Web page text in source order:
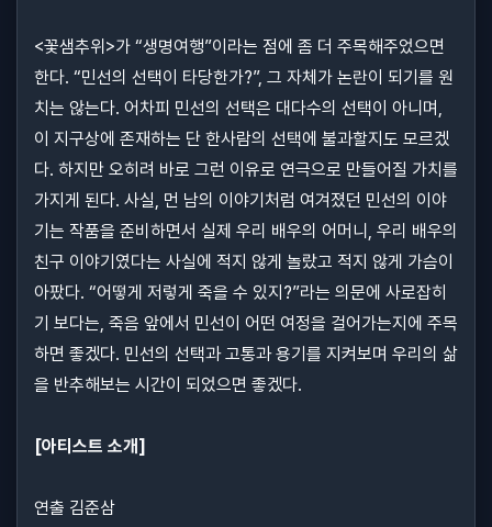
<꽃샘추위>가 “생명여행”이라는 점에 좀 더 주목해주었으면
한다. “민선의 선택이 타당한가?”, 그 자체가 논란이 되기를 원
치는 않는다. 어차피 민선의 선택은 대다수의 선택이 아니며,
이 지구상에 존재하는 단 한사람의 선택에 불과할지도 모르겠
다. 하지만 오히려 바로 그런 이유로 연극으로 만들어질 가치를
가지게 된다. 사실, 먼 남의 이야기처럼 여겨졌던 민선의 이야
기는 작품을 준비하면서 실제 우리 배우의 어머니, 우리 배우의
친구 이야기였다는 사실에 적지 않게 놀랐고 적지 않게 가슴이
아팠다. “어떻게 저렇게 죽을 수 있지?”라는 의문에 사로잡히
기 보다는, 죽음 앞에서 민선이 어떤 여정을 걸어가는지에 주목
하면 좋겠다. 민선의 선택과 고통과 용기를 지켜보며 우리의 삶
을 반추해보는 시간이 되었으면 좋겠다.
[아티스트 소개]
연출 김준삼